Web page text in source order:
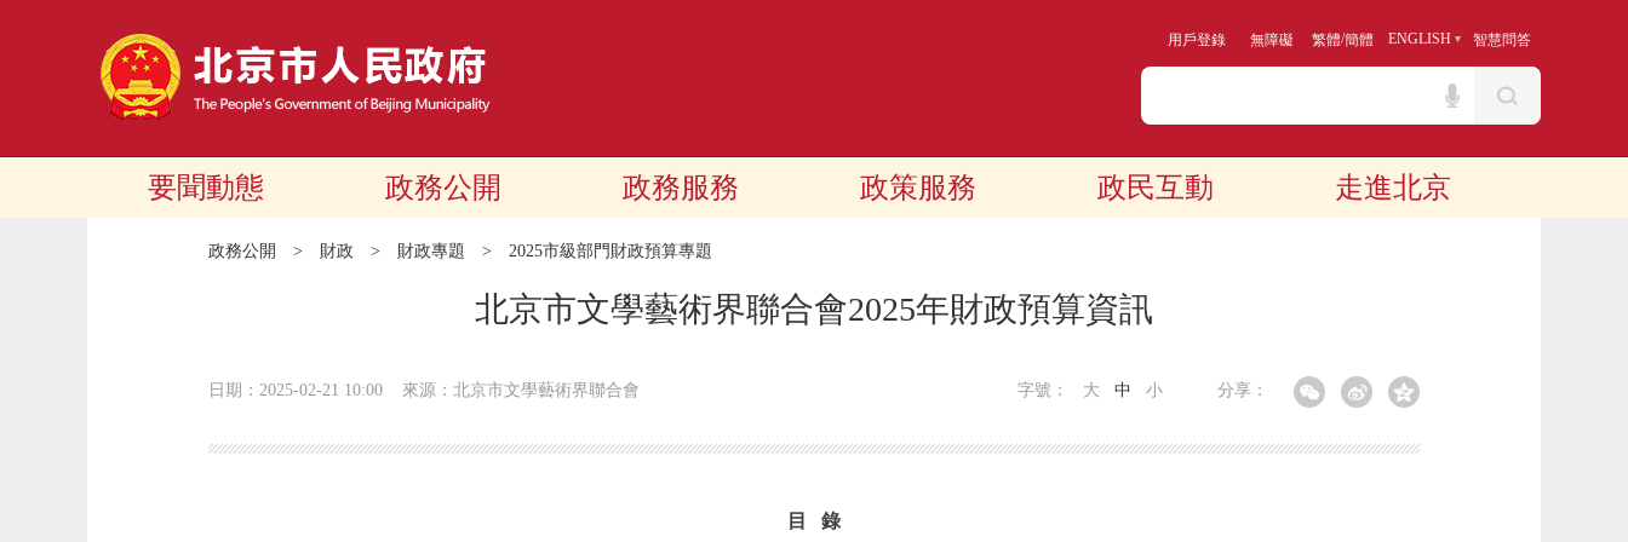
用戶登錄 無障礙 繁體/簡體 ENGLISH 智慧問答
要聞動態 政務公開 政務服務 政策服務 政民互動 走進北京
政務公開 > 財政 > 財政專題 > 2025市級部門財政預算專題
北京市文學藝術界聯合會2025年財政預算資訊
日期：2025-02-21 10:00 來源：北京市文學藝術界聯合會 分享：
字號： 大 中 小
目 錄